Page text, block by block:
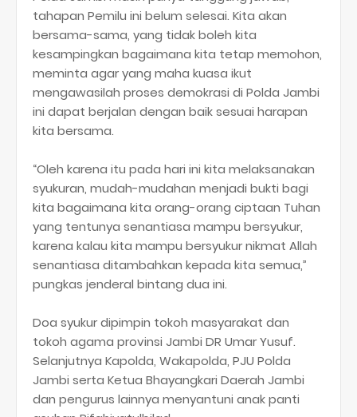
tahapan Pemilu ini belum selesai. Kita akan
bersama-sama, yang tidak boleh kita
kesampingkan bagaimana kita tetap memohon,
meminta agar yang maha kuasa ikut
mengawasilah proses demokrasi di Polda Jambi
ini dapat berjalan dengan baik sesuai harapan
kita bersama.
“Oleh karena itu pada hari ini kita melaksanakan
syukuran, mudah-mudahan menjadi bukti bagi
kita bagaimana kita orang-orang ciptaan Tuhan
yang tentunya senantiasa mampu bersyukur,
karena kalau kita mampu bersyukur nikmat Allah
senantiasa ditambahkan kepada kita semua,”
pungkas jenderal bintang dua ini.
Doa syukur dipimpin tokoh masyarakat dan
tokoh agama provinsi Jambi DR Umar Yusuf.
Selanjutnya Kapolda, Wakapolda, PJU Polda
Jambi serta Ketua Bhayangkari Daerah Jambi
dan pengurus lainnya menyantuni anak panti